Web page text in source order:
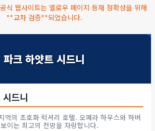
식 웹사이트는 옐로우 페이지 등재 정확성을 위해
**교차 검증**되었습니다.
파크 하얏트 시드니
드니
의 초호화 럭셔리 호텔. 오페라 하우스와 하버
이는 최고의 전망을 자랑합니다.